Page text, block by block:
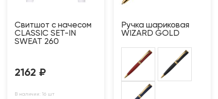
Свитшот с начесом
CLASSIC SET-IN
SWEAT 260
2162 ₽
В наличии: 16 шт
Ручка шариковая
WIZARD GOLD